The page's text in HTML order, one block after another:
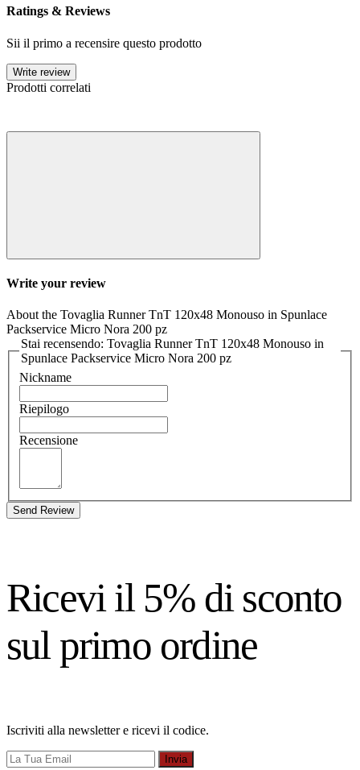
Ratings & Reviews
Sii il primo a recensire questo prodotto
Write review
Prodotti correlati
Write your review
About the Tovaglia Runner TnT 120x48 Monouso in Spunlace
Packservice Micro Nora 200 pz
Stai recensendo: Tovaglia Runner TnT 120x48 Monouso in
Spunlace Packservice Micro Nora 200 pz
Nickname
Riepilogo
Recensione
Send Review
Ricevi il 5% di sconto
sul primo ordine
Iscriviti alla newsletter e ricevi il codice.
Invia